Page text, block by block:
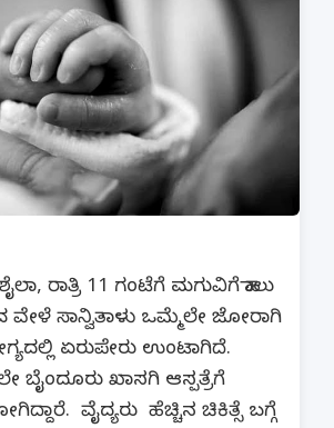
ರಾತ್ರಿ 11 ಗಂಟೆಗೆ ಮಗುವಿಗೆ ಹಾಲು
ಸಾನ್ವಿತಾಳು ಒಮ್ಮೆಲೇ ಜೋರಾಗಿ
ಏರುಪೇರು ಉಂಟಾಗಿದೆ.
ಬೈಂದೂರು ಖಾಸಗಿ ಆಸ್ಪತ್ರೆಗೆ
ವೈದ್ಯರು ಹೆಚ್ಚಿನ ಚಿಕಿತ್ಸೆ ಬಗ್ಗೆ